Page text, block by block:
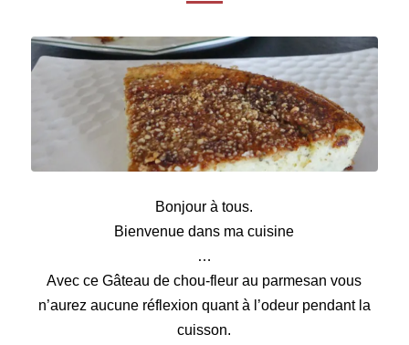
Bonjour à tous.
Bienvenue dans ma cuisine
…
Avec ce Gâteau de chou-fleur au parmesan vous
n’aurez aucune réflexion quant à l’odeur pendant la
cuisson.